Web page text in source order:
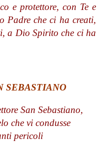
e protettore, con Te e
Padre che ci ha creati,
a Dio Spirito che ci ha
SEBASTIANO
San Sebastiano,
che vi condusse
pericoli